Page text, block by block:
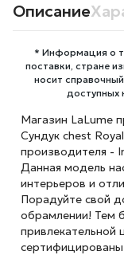
Описание
* Информация о
поставки, стране
носит
доступных
Магазин LaLume
Сундук chest
производителя -
Данная модель
интерьеров и
Порадуйте свой
обрамлении! Тем
привлекательной
сертифицированы